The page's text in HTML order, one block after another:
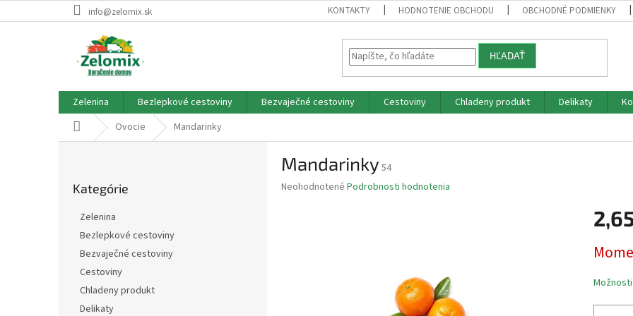
na
info@zelomix.sk KONTAKTY HODNOTENIE OBCHODU OBCHODNÉ PODMIENKY
HĽADAŤ
Zelenina Bezlepkové cestoviny Bezvaječné cestoviny Cestoviny Chladeny produkt Delikaty
Domov Ovocie Mandarinky
kategórie
Kategórie
Zelenina
Bezlepkové cestoviny
Bezvaječné cestoviny
Cestoviny
Chladeny produkt
Delikaty
Mandarinky 54
Priemerné
Neohodnotené Podrobnosti hodnotenia
cena: